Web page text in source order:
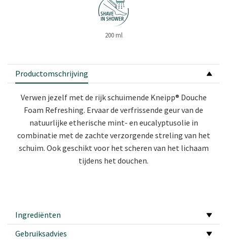
200 ml
Productomschrijving
Verwen jezelf met de rijk schuimende Kneipp® Douche
Foam Refreshing. Ervaar de verfrissende geur van de
natuurlijke etherische mint- en eucalyptusolie in
combinatie met de zachte verzorgende streling van het
schuim. Ook geschikt voor het scheren van het lichaam
tijdens het douchen.
Ingrediënten
Gebruiksadvies